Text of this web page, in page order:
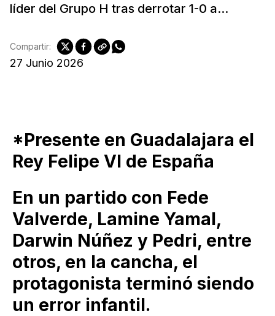
líder del Grupo H tras derrotar 1-0 a...
27 Junio 2026
Compartir:
*Presente en Guadalajara el
Rey Felipe VI de España
En un partido con Fede
Valverde, Lamine Yamal,
Darwin Núñez y Pedri, entre
otros, en la cancha, el
protagonista terminó siendo
un error infantil.